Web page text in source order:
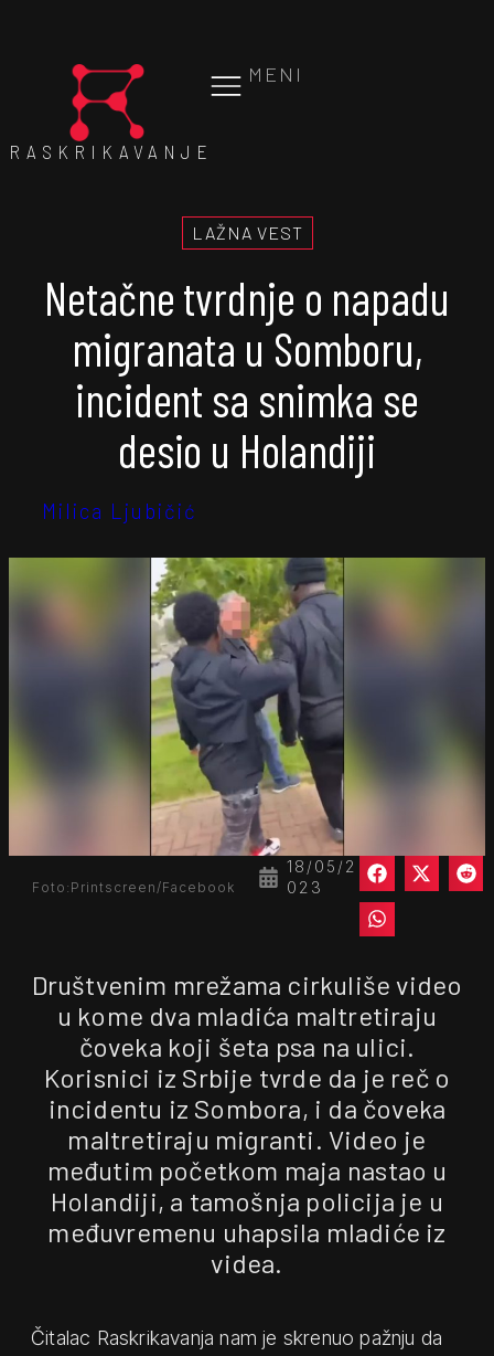
MENI
RASKRIKAVANJE
LAŽNA VEST
Netačne tvrdnje o napadu
migranata u Somboru,
incident sa snimka se
desio u Holandiji
Milica Ljubičić
18/05/2
023
Foto:Printscreen/Facebook
Društvenim mrežama cirkuliše video
u kome dva mladića maltretiraju
čoveka koji šeta psa na ulici.
Korisnici iz Srbije tvrde da je reč o
incidentu iz Sombora, i da čoveka
maltretiraju migranti. Video je
međutim početkom maja nastao u
Holandiji, a tamošnja policija je u
međuvremenu uhapsila mladiće iz
videa.
Čitalac Raskrikavanja nam je skrenuo pažnju da